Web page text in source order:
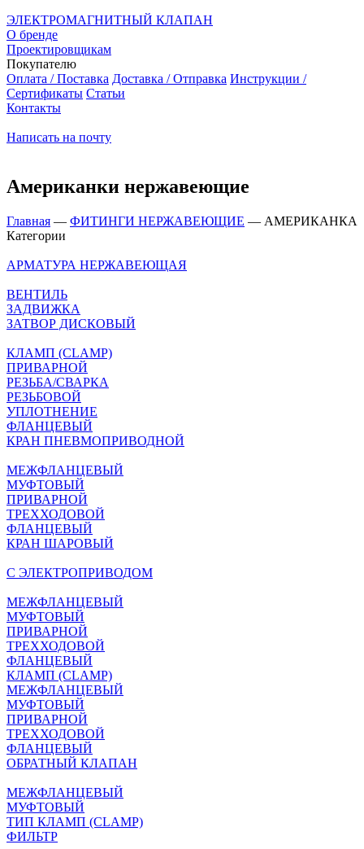
ЭЛЕКТРОМАГНИТНЫЙ КЛАПАН
О бренде
Проектировщикам
Покупателю
Оплата / Поставка Доставка / Отправка Инструкции /
Сертификаты Статьи
Контакты
Написать на почту
Американки нержавеющие
Главная — ФИТИНГИ НЕРЖАВЕЮЩИЕ — АМЕРИКАНКА
Категории
АРМАТУРА НЕРЖАВЕЮЩАЯ
ВЕНТИЛЬ
ЗАДВИЖКА
ЗАТВОР ДИСКОВЫЙ
КЛАМП (CLAMP)
ПРИВАРНОЙ
РЕЗЬБА/СВАРКА
РЕЗЬБОВОЙ
УПЛОТНЕНИЕ
ФЛАНЦЕВЫЙ
КРАН ПНЕВМОПРИВОДНОЙ
МЕЖФЛАНЦЕВЫЙ
МУФТОВЫЙ
ПРИВАРНОЙ
ТРЕХХОДОВОЙ
ФЛАНЦЕВЫЙ
КРАН ШАРОВЫЙ
C ЭЛЕКТРОПРИВОДОМ
МЕЖФЛАНЦЕВЫЙ
МУФТОВЫЙ
ПРИВАРНОЙ
ТРЕХХОДОВОЙ
ФЛАНЦЕВЫЙ
КЛАМП (CLAMP)
МЕЖФЛАНЦЕВЫЙ
МУФТОВЫЙ
ПРИВАРНОЙ
ТРЕХХОДОВОЙ
ФЛАНЦЕВЫЙ
ОБРАТНЫЙ КЛАПАН
МЕЖФЛАНЦЕВЫЙ
МУФТОВЫЙ
ТИП КЛАМП (CLAMP)
ФИЛЬТР